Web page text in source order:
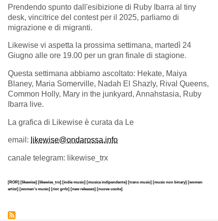
Prendendo spunto dall'esibizione di Ruby Ibarra al tiny
desk, vincitrice del contest per il 2025, parliamo di
migrazione e di migranti.
Likewise vi aspetta la prossima settimana, martedì 24
Giugno alle ore 19.00 per un gran finale di stagione.
Questa settimana abbiamo ascoltato: Hekate, Maiya
Blaney, Maria Somerville, Nadah El Shazly, Rival Queens,
Common Holly, Mary in the junkyard, Annahstasia, Ruby
Ibarra live.
La grafica di Likewise è curata da Le
email: likewise@ondarossa.info
canale telegram: likewise_trx
[ROR] [likewise] [likewise_trx] [indie music] [musica indipendente] [trans music] [music non binary] [women
artist] [women's music] [riot grrlz] [new releases] [nuove uscite]